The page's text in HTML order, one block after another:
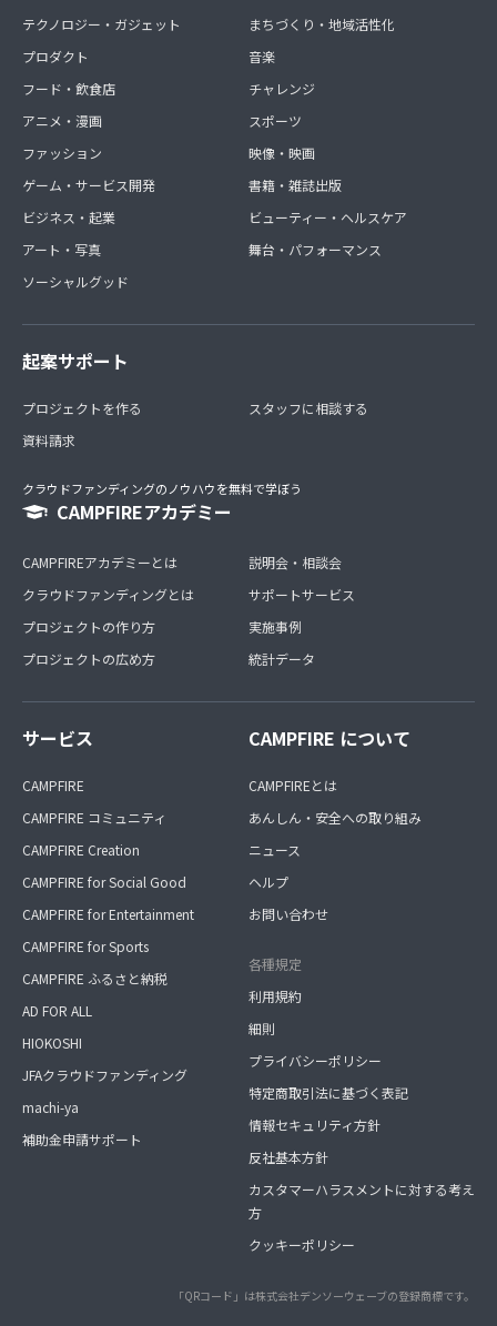
テクノロジー・ガジェット
プロダクト
フード・飲食店
アニメ・漫画
ファッション
ゲーム・サービス開発
ビジネス・起業
アート・写真
ソーシャルグッド
まちづくり・地域活性化
音楽
チャレンジ
スポーツ
映像・映画
書籍・雑誌出版
ビューティー・ヘルスケア
舞台・パフォーマンス
起案サポート
プロジェクトを作る
資料請求
スタッフに相談する
クラウドファンディングのノウハウを無料で学ぼう
CAMPFIREアカデミー
CAMPFIREアカデミーとは
クラウドファンディングとは
プロジェクトの作り方
プロジェクトの広め方
説明会・相談会
サポートサービス
実施事例
統計データ
サービス
CAMPFIRE
CAMPFIRE コミュニティ
CAMPFIRE Creation
CAMPFIRE for Social Good
CAMPFIRE for Entertainment
CAMPFIRE for Sports
CAMPFIRE ふるさと納税
AD FOR ALL
HIOKOSHI
JFAクラウドファンディング
machi-ya
補助金申請サポート
CAMPFIRE について
CAMPFIREとは
あんしん・安全への取り組み
ニュース
ヘルプ
お問い合わせ
各種規定
利用規約
細則
プライバシーポリシー
特定商取引法に基づく表記
情報セキュリティ方針
反社基本方針
カスタマーハラスメントに対する考え
方
クッキーポリシー
「QRコード」は株式会社デンソーウェーブの登録商標です。